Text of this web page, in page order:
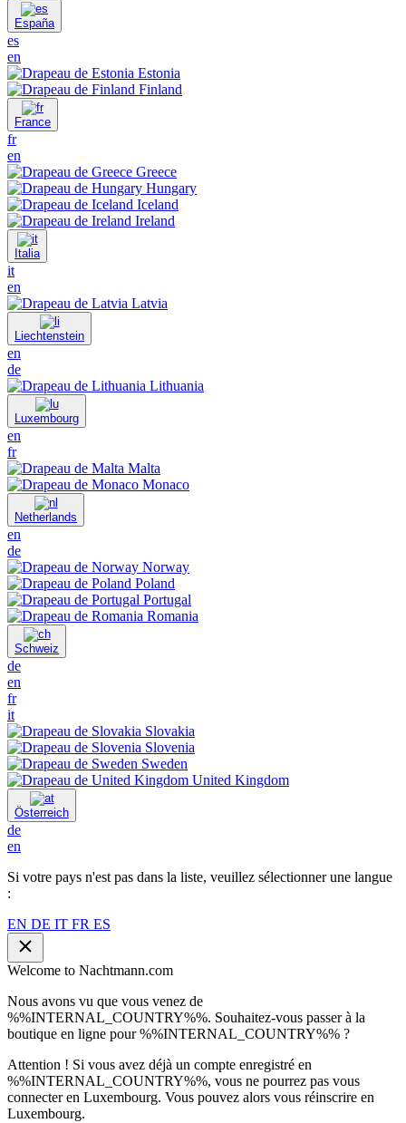
España
es
en
Estonia
Finland
France
fr
en
Greece
Hungary
Iceland
Ireland
Italia
it
en
Latvia
Liechtenstein
en
de
Lithuania
Luxembourg
en
fr
Malta
Monaco
Netherlands
en
de
Norway
Poland
Portugal
Romania
Schweiz
de
en
fr
it
Slovakia
Slovenia
Sweden
United Kingdom
Österreich
de
en
Si votre pays n'est pas dans la liste, veuillez sélectionner une langue
:
EN DE IT FR ES
Welcome to Nachtmann.com
Nous avons vu que vous venez de
%%INTERNAL_COUNTRY%%. Souhaitez-vous passer à la
boutique en ligne pour %%INTERNAL_COUNTRY%% ?
Attention ! Si vous avez déjà un compte enregistré en
%%INTERNAL_COUNTRY%%, vous ne pourrez pas vous
connecter en Luxembourg. Vous pouvez alors vous réinscrire en
Luxembourg.